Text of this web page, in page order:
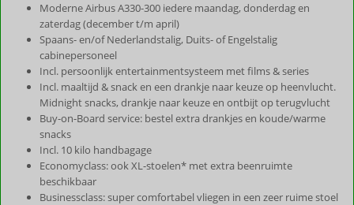
Moderne Airbus A330-300 iedere maandag, donderdag en
zaterdag (december t/m april)
Spaans- en/of Nederlandstalig, Duits- of Engelstalig
cabinepersoneel
Incl. persoonlijk entertainmentsysteem met films & series
Incl. maaltijd & snack en een drankje naar keuze op heenvlucht.
Midnight snacks, drankje naar keuze en ontbijt op terugvlucht
Buy-on-Board service: bestel extra drankjes en koude/warme
snacks
Incl. 10 kilo handbagage
Economyclass: ook XL-stoelen* met extra beenruimte
beschikbaar
Businessclass: super comfortabel vliegen in een zeer ruime stoel